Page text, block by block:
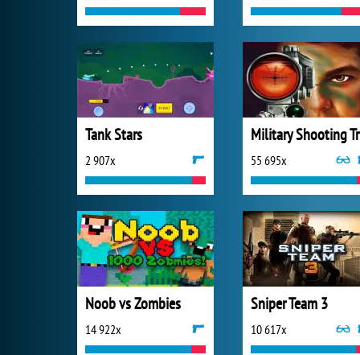
Tank Stars
2 907x 55 695x
Noob vs Zombies
14 922x
Sniper Team 3
10 617x